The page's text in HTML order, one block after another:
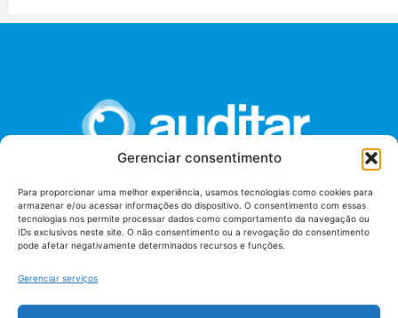
Gerenciar consentimento
Para proporcionar uma melhor experiência, usamos tecnologias como cookies para
armazenar e/ou acessar informações do dispositivo. O consentimento com essas
tecnologias nos permite processar dados como comportamento da navegação ou
IDs exclusivos neste site. O não consentimento ou a revogação do consentimento
pode afetar negativamente determinados recursos e funções.
Gerenciar serviços
União dos Auditores Federais de Controle Externo -
AUDITAR
Setor de Administração Federal Sul (SAF/Sul), Qd. 04, Lt. 01
Tribunal de Contas da União (TCU), Subsolo, Sala S04